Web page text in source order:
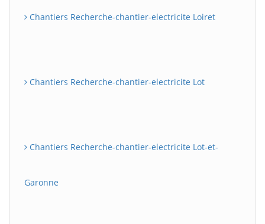
Chantiers Recherche-chantier-electricite Loiret
Chantiers Recherche-chantier-electricite Lot
Chantiers Recherche-chantier-electricite Lot-et-
Garonne